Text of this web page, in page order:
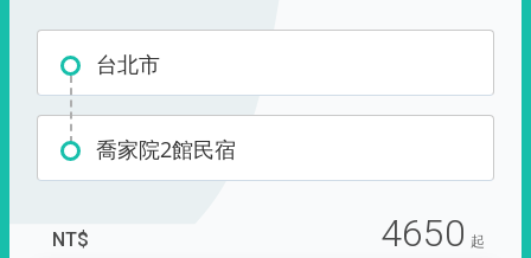
台北市
喬家院2館民宿
NT$ 4650 起